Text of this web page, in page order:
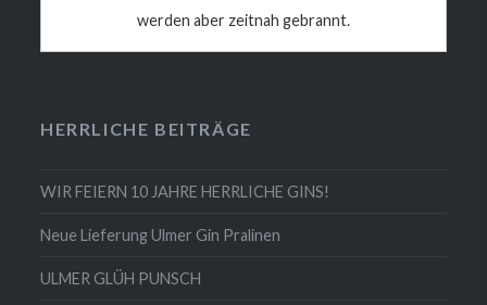
werden aber zeitnah gebrannt.
HERRLICHE BEITRÄGE
WIR FEIERN 10 JAHRE HERRLICHE GINS!
Neue Lieferung Ulmer Gin Pralinen
ULMER GLÜH PUNSCH